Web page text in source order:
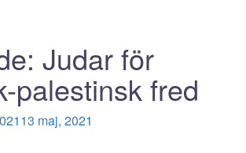
Judar för
palestinsk fred
13 maj, 2021